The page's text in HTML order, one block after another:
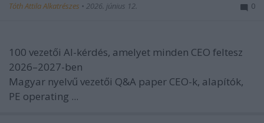
Tóth Attila Alkatrészes • 2026. június 12. 0
100 vezetői AI-kérdés, amelyet minden CEO feltesz
2026–2027-ben
Magyar nyelvű vezetői Q&A paper CEO-k, alapítók,
PE operating ...